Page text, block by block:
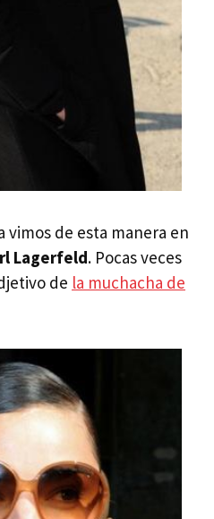
vimos de esta manera en
Lagerfeld. Pocas veces
de la muchacha de